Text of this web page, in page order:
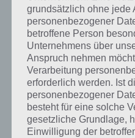
Sachverhalt die
Weitere
gesucht?
kannst du mit
schnell die
grundsätzlich ohne jede
personenbezogener
betroffene Person
Unternehmens über
Anspruch nehmen
Verarbeitung
erforderlich werden. Ist
personenbezogener
besteht für eine solche
gesetzliche Grundlage,
Einwilligung der